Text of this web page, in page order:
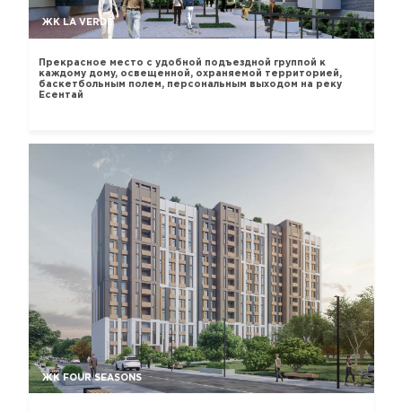
ЖК LA VERDE
Прекрасное место с удобной подъездной группой к
каждому дому, освещенной, охраняемой территорией,
баскетбольным полем, персональным выходом на реку
Есентай
ЖК FOUR SEASONS